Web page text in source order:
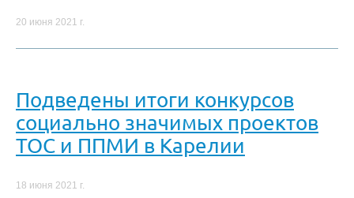
20 июня 2021 г.
Подведены итоги конкурсов
социально значимых проектов
ТОС и ППМИ в Карелии
18 июня 2021 г.